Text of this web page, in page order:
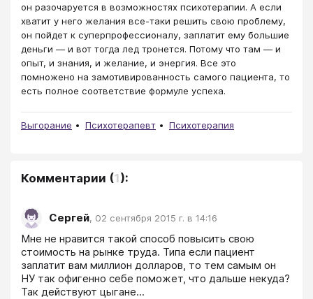
он разочаруется в возможностях психотерапии. А если
хватит у него желания все-таки решить свою проблему,
он пойдет к суперпрофессионалу, заплатит ему большие
деньги ― и вот тогда лед тронется. Потому что там ― и
опыт, и знания, и желание, и энергия. Все это
помножено на замотивированность самого пациента, то
есть полное соответствие формуле успеха.
Выгорание Психотерапевт Психотерапия
Комментарии (1):
Сергей, 02 сентября 2015 г. в 14:16
Мне не нравится такой способ повысить свою
стоимость на рынке труда. Типа если пациент
заплатит вам миллион долларов, то тем самым он
НУ так офигенно себе поможет, что дальше некуда?
Так действуют цыгане...